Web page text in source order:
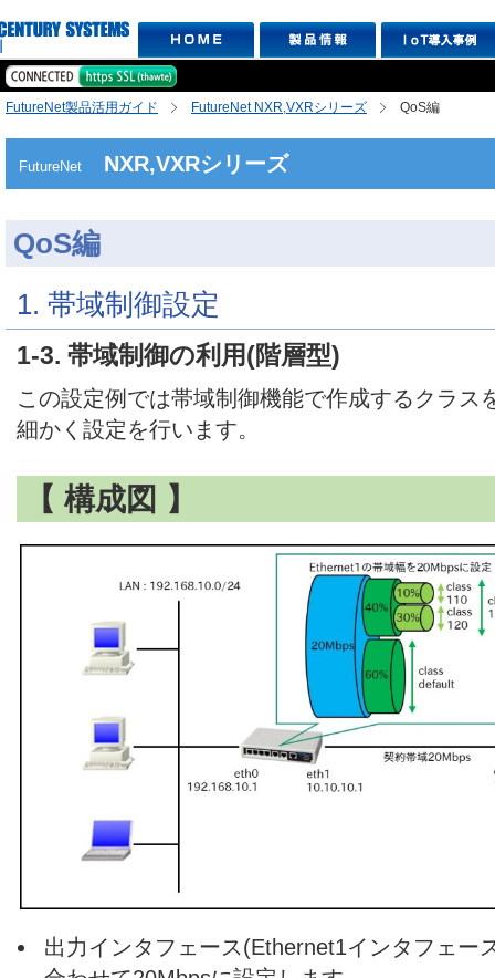
FutureNet製品活用ガイド FutureNet NXR,VXRシリーズ QoS編
FutureNet NXR,VXRシリーズ
QoS編
1. 帯域制御設定
1-3. 帯域制御の利用(階層型)
この設定例では帯域制御機能で作成するクラス
細かく設定を行います。
【 構成図 】
出力インタフェース(Ethernet1インタフェー